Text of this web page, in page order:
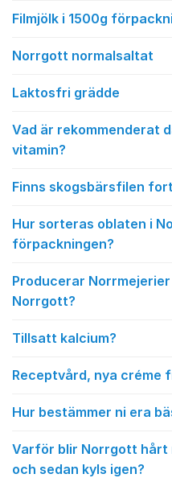
Filmjölk i 1500g
Norrgott normalsaltat
Laktosfri grädde
Vad är rekommenderat
vitamin?
Finns skogsbärsfilen
Hur sorteras oblaten i
förpackningen?
Producerar
Norrgott?
Tillsatt kalcium?
Receptvård, nya créme
Hur bestämmer ni era
Varför blir Norrgott
och sedan kyls igen?